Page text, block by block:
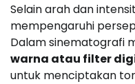
Selain arah dan
mempengaruhi
Dalam sinematografi
warna atau filter
untuk menciptakan